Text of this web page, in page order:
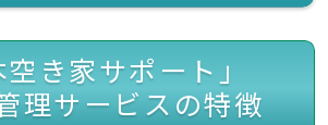
空き家サポート」
理サービスの特徴